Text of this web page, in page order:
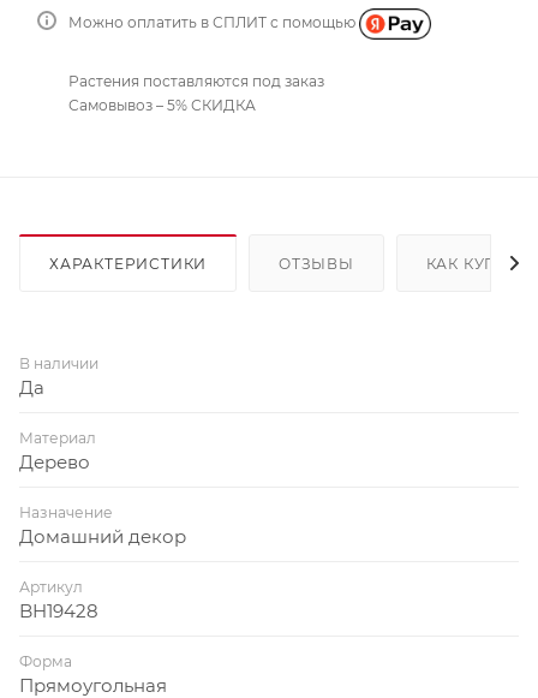
Можно оплатить в СПЛИТ с помощью
Растения поставляются под заказ
Самовывоз – 5% СКИДКА
ХАРАКТЕРИСТИКИ ОТЗЫВЫ КАК КУПИТЬ
В наличии
Да
Материал
Дерево
Назначение
Домашний декор
Артикул
BH19428
Форма
Прямоугольная